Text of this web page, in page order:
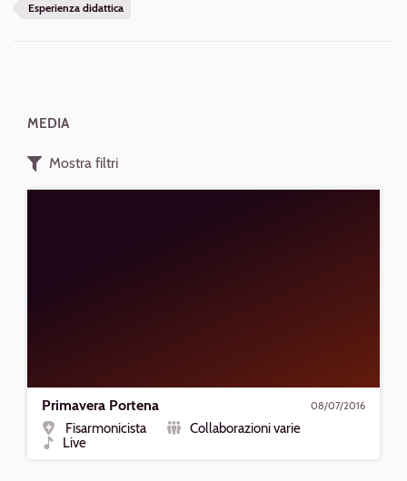
Esperienza didattica
MEDIA
Mostra filtri
08/07/2016
Primavera Portena
Ruolo
Fisarmonicista
Collaborazioni varie
Live